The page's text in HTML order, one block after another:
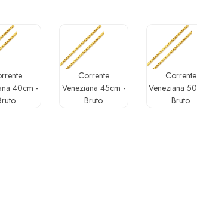
40cm -
Corrente
Veneziana 45cm -
Bruto
Corrente
Veneziana
Bruto